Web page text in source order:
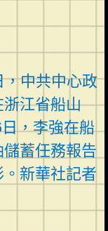
中共中心政
江省船山
，李強在船
蓄任務報告
新華社記者